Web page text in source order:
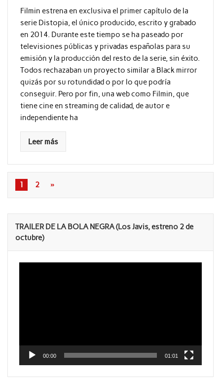
Filmin estrena en exclusiva el primer capítulo de la
serie Distopia, el único producido, escrito y grabado
en 2014. Durante este tiempo se ha paseado por
televisiones públicas y privadas españolas para su
emisión y la producción del resto de la serie, sin éxito.
Todos rechazaban un proyecto similar a Black mirror
quizás por su rotundidad o por lo que podría
conseguir. Pero por fin, una web como Filmin, que
tiene cine en streaming de calidad, de autor e
independiente ha
Leer más
1 2 »
TRAILER DE LA BOLA NEGRA (Los Javis, estreno 2 de
octubre)
Reproductor
00:00 01:01